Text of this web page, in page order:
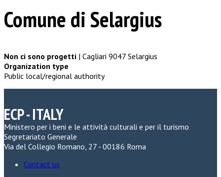
Comune di Selargius
Non ci sono progetti | Cagliari 9047 Selargius
Organization type
Public local/regional authority
ECP - ITALY
Ministero per i beni e le attività culturali e per il turismo
Segretariato Generale
Via del Collegio Romano, 27 - 00186 Roma
Contact us